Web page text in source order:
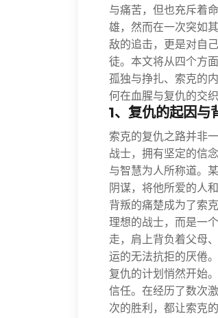
与痛苦，但也充斥着
雄，然而在一次突如
敌的追击，更是对自
徒。本文将从四个方
孤独与挣扎、索克的
何在血腥与复仇的交
1、复仇的起因与
索克的复仇之路并非
战士，拥有坚定的信
与智慧为人所称道。
阴谋，将他所爱的人
背叛的痛楚成为了索
理想的战士，而是一
走，肩上背负着父母
运的无法抗拒的厌倦。
复仇的计划悄然开始
信任。在经历了数次
次的胜利，都让索克